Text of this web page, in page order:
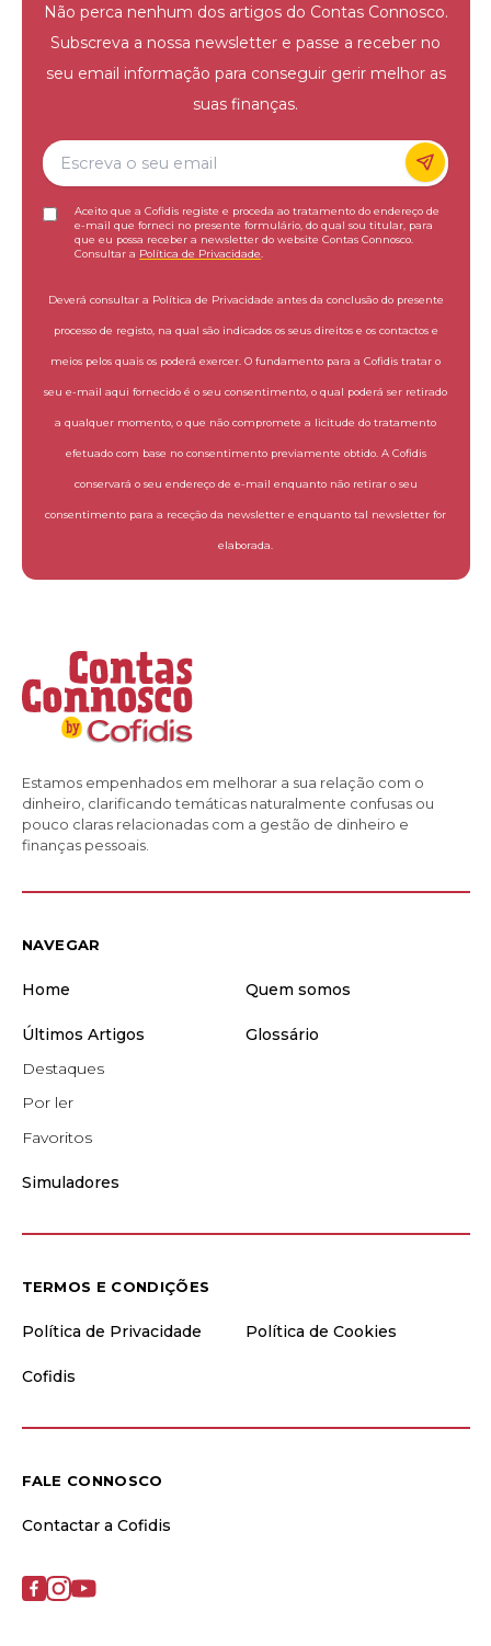
Não perca nenhum dos artigos do Contas Connosco.
Subscreva a nossa newsletter e passe a receber no
seu email informação para conseguir gerir melhor as
suas finanças.
Aceito que a Cofidis registe e proceda ao tratamento do endereço de
e-mail que forneci no presente formulário, do qual sou titular, para
que eu possa receber a newsletter do website Contas Connosco.
Consultar a Política de Privacidade
Deverá consultar a Política de Privacidade antes da conclusão do presente
processo de registo, na qual são indicados os seus direitos e os contactos e
meios pelos quais os poderá exercer. O fundamento para a Cofidis tratar o
seu e-mail aqui fornecido é o seu consentimento, o qual poderá ser retirado
a qualquer momento, o que não compromete a licitude do tratamento
efetuado com base no consentimento previamente obtido. A Cofidis
conservará o seu endereço de e-mail enquanto não retirar o seu
consentimento para a receção da newsletter e enquanto tal newsletter for
elaborada.
Estamos empenhados em melhorar a sua relação com o
dinheiro, clarificando temáticas naturalmente confusas ou
pouco claras relacionadas com a gestão de dinheiro e
finanças pessoais.
NAVEGAR
Home Quem somos
Últimos Artigos
Destaques
Por ler
Favoritos
Glossário
Simuladores
TERMOS E CONDIÇÕES
Política de Privacidade Política de Cookies
Cofidis
FALE CONNOSCO
Contactar a Cofidis